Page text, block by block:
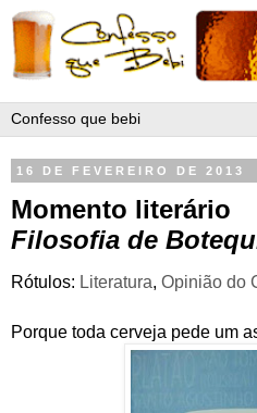
16 DE FEVEREIRO DE 2013
Momento literário
Filosofia de
Rótulos: Literatura, Opinião do
Porque toda cerveja pede um